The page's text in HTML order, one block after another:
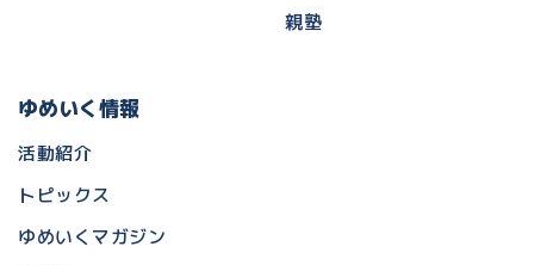
親塾
ゆめいく情報
活動紹介
トピックス
ゆめいくマガジン